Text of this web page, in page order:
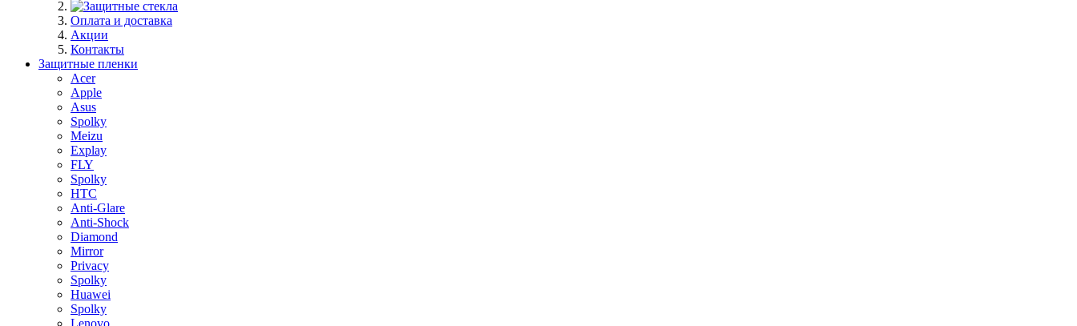
Оплата и доставка
Акции
Контакты
Защитные пленки
Acer
Apple
Asus
Spolky
Meizu
Explay
FLY
Spolky
HTC
Anti-Glare
Anti-Shock
Diamond
Mirror
Privacy
Spolky
Huawei
Spolky